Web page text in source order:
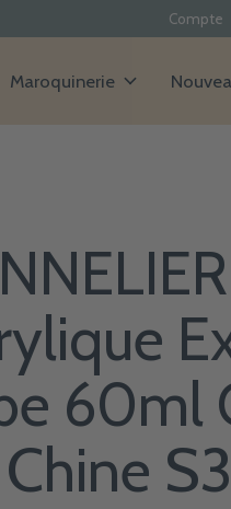
Compte
Maroquinerie
60ml
S3